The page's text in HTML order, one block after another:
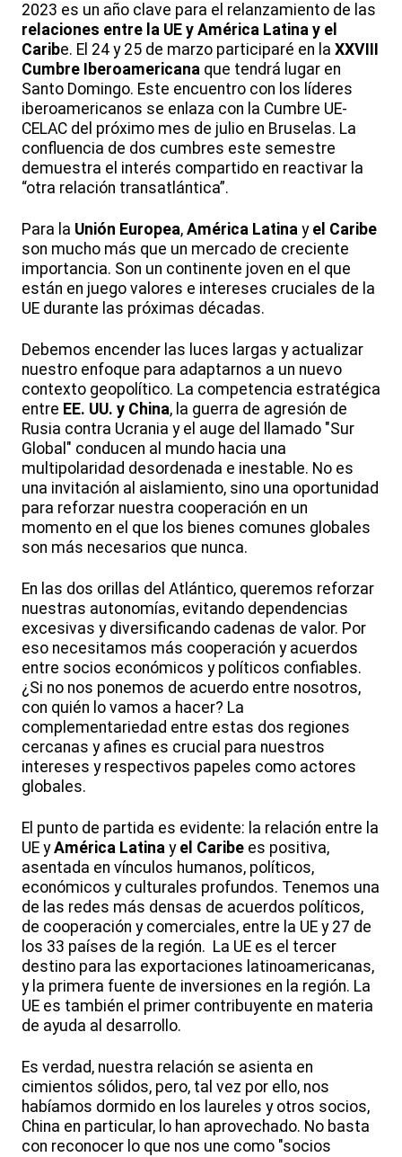
2023 es un año clave para el relanzamiento de las
relaciones entre la UE y América Latina y el
Caribe. El 24 y 25 de marzo participaré en la XXVIII
Cumbre Iberoamericana que tendrá lugar en
Santo Domingo. Este encuentro con los líderes
iberoamericanos se enlaza con la Cumbre UE-
CELAC del próximo mes de julio en Bruselas. La
confluencia de dos cumbres este semestre
demuestra el interés compartido en reactivar la
“otra relación transatlántica”.
Para la Unión Europea, América Latina y el Caribe
son mucho más que un mercado de creciente
importancia. Son un continente joven en el que
están en juego valores e intereses cruciales de la
UE durante las próximas décadas.
Debemos encender las luces largas y actualizar
nuestro enfoque para adaptarnos a un nuevo
contexto geopolítico. La competencia estratégica
entre EE. UU. y China, la guerra de agresión de
Rusia contra Ucrania y el auge del llamado "Sur
Global" conducen al mundo hacia una
multipolaridad desordenada e inestable. No es
una invitación al aislamiento, sino una oportunidad
para reforzar nuestra cooperación en un
momento en el que los bienes comunes globales
son más necesarios que nunca.
En las dos orillas del Atlántico, queremos reforzar
nuestras autonomías, evitando dependencias
excesivas y diversificando cadenas de valor. Por
eso necesitamos más cooperación y acuerdos
entre socios económicos y políticos confiables.
¿Si no nos ponemos de acuerdo entre nosotros,
con quién lo vamos a hacer? La
complementariedad entre estas dos regiones
cercanas y afines es crucial para nuestros
intereses y respectivos papeles como actores
globales.
El punto de partida es evidente: la relación entre la
UE yAmérica Latina y el Caribe es positiva,
asentada en vínculos humanos, políticos,
económicos y culturales profundos. Tenemos una
de las redes más densas de acuerdos políticos,
de cooperación y comerciales, entre la UE y 27 de
los 33 países de la región. La UE es el tercer
destino para las exportaciones latinoamericanas,
y la primera fuente de inversiones en la región. La
UE es también el primer contribuyente en materia
de ayuda al desarrollo.
Es verdad, nuestra relación se asienta en
cimientos sólidos, pero, tal vez por ello, nos
habíamos dormido en los laureles y otros socios,
China en particular, lo han aprovechado. No basta
con reconocer lo que nos une como "socios